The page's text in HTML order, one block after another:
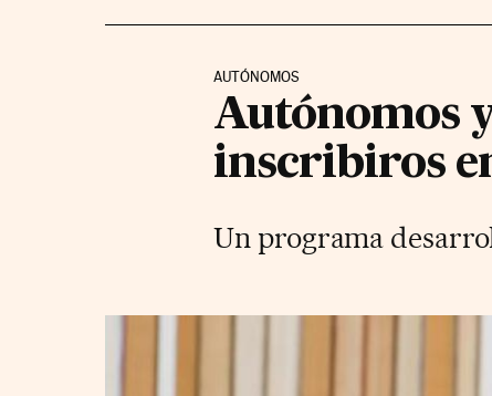
AUTÓNOMOS
Autónomos
inscribiros
Un programa